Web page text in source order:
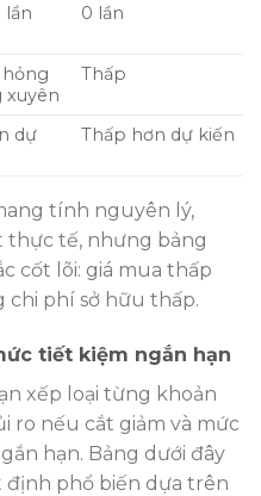
lần 0 lần
hỏng
xuyên
Thấp
dự
Thấp hơn dự kiến
tính nguyên lý,
thực tế, nhưng bảng
cốt lõi: giá mua thấp
chi phí sở hữu thấp.
tiết kiệm ngắn hạn
xếp loại từng khoản
ro nếu cắt giảm và mức
hạn. Bảng dưới đây
phổ biến dựa trên